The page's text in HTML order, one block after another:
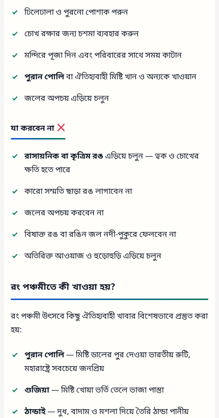
ঢিলেঢালা ও পুরনো পোশাক পরুন
চোখ রক্ষার জন্য চশমা ব্যবহার করুন
মন্দিরে পূজা দিন এবং পরিবারের সাথে সময় কাটান
পুরান পোলিবা ঐতিহ্যবাহী মিষ্টি খান ও অন্যকে খাওয়ান
জলের অপচয় এড়িয়ে চলুন
যা করবেন না
রাসায়নিক বা কৃত্রিম রঙএড়িয়ে চলুন — ত্বক ও চোখের
ক্ষতি হতে পারে
কারো সম্মতি ছাড়া রঙ লাগাবেন না
জলের অপচয় করবেন না
বিষাক্ত রঙ বা রঙিন জল নদী-পুকুরে ফেলবেন না
অতিরিক্ত আওয়াজ ও হুড়োহুড়ি এড়িয়ে চলুন
রং পঞ্চমীতে কী খাওয়া হয়?
রং পঞ্চমী উৎসবে কিছু ঐতিহ্যবাহী খাবার বিশেষভাবে প্রস্তুত করা
হয়:
পুরান পোলি— মিষ্টি ডালের পুর দেওয়া ভারতীয় রুটি,
মহারাষ্ট্রে সবচেয়ে জনপ্রিয়
গুজিয়া— মিষ্টি খোয়া ভর্তি তেলে ভাজা পাস্তা
ঠান্ডাই— দুধ, বাদাম ও মশলা দিয়ে তৈরি ঠান্ডা পানীয়